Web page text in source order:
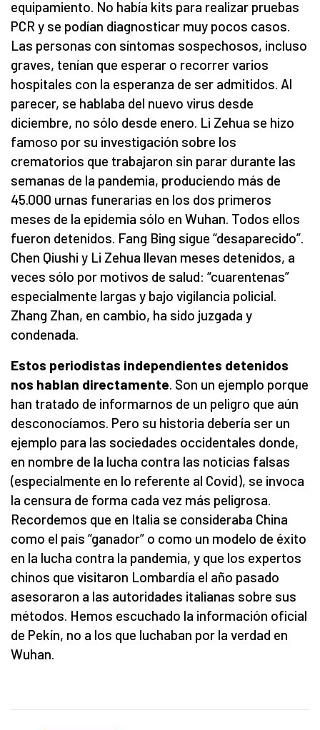
equipamiento. No había kits para realizar pruebas
PCR y se podían diagnosticar muy pocos casos.
Las personas con síntomas sospechosos, incluso
graves, tenían que esperar o recorrer varios
hospitales con la esperanza de ser admitidos. Al
parecer, se hablaba del nuevo virus desde
diciembre, no sólo desde enero. Li Zehua se hizo
famoso por su investigación sobre los
crematorios que trabajaron sin parar durante las
semanas de la pandemia, produciendo más de
45.000 urnas funerarias en los dos primeros
meses de la epidemia sólo en Wuhan. Todos ellos
fueron detenidos. Fang Bing sigue “desaparecido”.
Chen Qiushi y Li Zehua llevan meses detenidos, a
veces sólo por motivos de salud: “cuarentenas”
especialmente largas y bajo vigilancia policial.
Zhang Zhan, en cambio, ha sido juzgada y
condenada.
Estos periodistas independientes detenidos
nos hablan directamente . Son un ejemplo porque
han tratado de informarnos de un peligro que aún
desconocíamos. Pero su historia debería ser un
ejemplo para las sociedades occidentales donde,
en nombre de la lucha contra las noticias falsas
(especialmente en lo referente al Covid), se invoca
la censura de forma cada vez más peligrosa.
Recordemos que en Italia se consideraba China
como el país “ganador” o como un modelo de éxito
en la lucha contra la pandemia, y que los expertos
chinos que visitaron Lombardía el año pasado
asesoraron a las autoridades italianas sobre sus
métodos. Hemos escuchado la información oficial
de Pekín, no a los que luchaban por la verdad en
Wuhan.